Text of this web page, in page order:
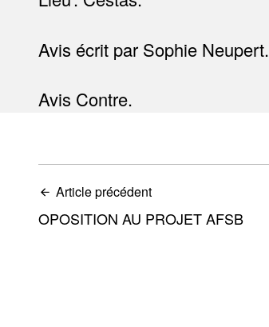
Avis écrit par Sophie Neupert.
Avis Contre.
Article précédent
OPOSITION AU PROJET AFSB